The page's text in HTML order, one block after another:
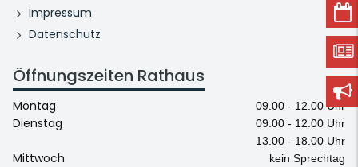
Impressum
Datenschutz
Öffnungszeiten Rathaus
Montag 09.00 - 12.00 Uhr
Dienstag
09.00 - 12.00 Uhr
13.00 - 18.00 Uhr
Mittwoch kein Sprechtag